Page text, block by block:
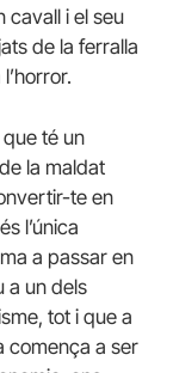
cavall i el seu
de la ferralla
té un
la maldat
te en
l’única
a passar en
a un dels
tot i que a
comença a ser